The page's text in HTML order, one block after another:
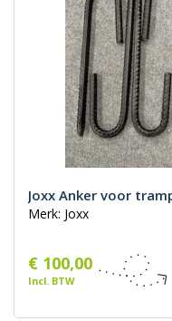
Joxx Anker voor
Merk: Joxx
€ 100,00
Incl. BTW